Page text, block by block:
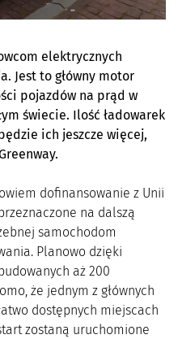
elektrycznych
Jest to główny motor
pojazdów na prąd w
świecie. Ilość ładowarek
ich jeszcze więcej,
dofinansowanie z Unii
na dalszą
samochodom
Planowo dzięki
aż 200
że jednym z głównych
dostępnych miejscach
zostaną uruchomione